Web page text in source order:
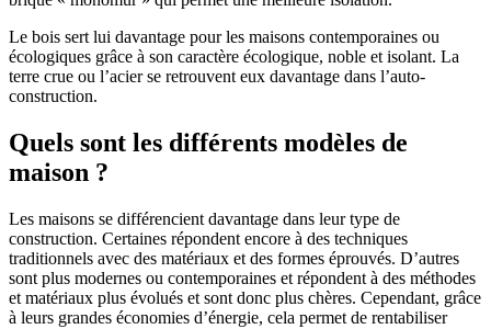
Le bois sert lui davantage pour les maisons contemporaines ou
écologiques grâce à son caractère écologique, noble et isolant. La
terre crue ou l’acier se retrouvent eux davantage dans l’auto-
construction.
Quels sont les différents modèles de
maison ?
Les maisons se différencient davantage dans leur type de
construction. Certaines répondent encore à des techniques
traditionnels avec des matériaux et des formes éprouvés. D’autres
sont plus modernes ou contemporaines et répondent à des méthodes
et matériaux plus évolués et sont donc plus chères. Cependant, grâce
à leurs grandes économies d’énergie, cela permet de rentabiliser